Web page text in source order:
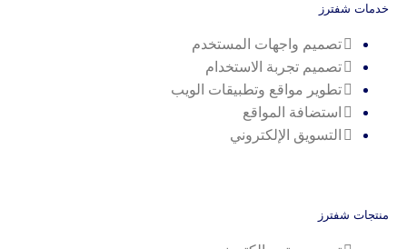
خدمات شفترز
تصميم واجهات المستخدم
تصميم تجربة الاستخدام
تطوير مواقع وتطبيقات الويب
استضافة المواقع
التسويق الإلكتروني
منتجات شفترز